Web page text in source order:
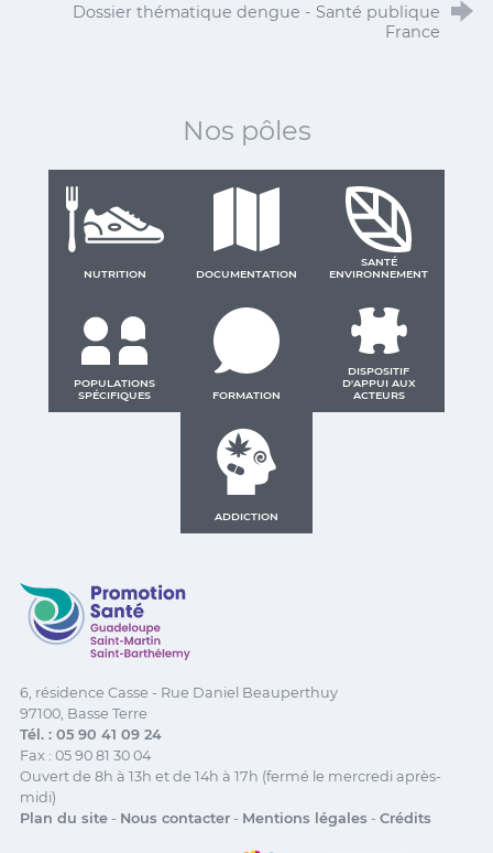
Dossier thématique dengue - Santé publique
France
Nos pôles
NUTRITION DOCUMENTATION
SANTÉ
ENVIRONNEMENT
POPULATIONS
SPÉCIFIQUES
FORMATION
DISPOSITIF
D'APPUI AUX
ACTEURS
ADDICTION
Promotion Santé Guadeloupe, Saint-Martin, Saint
6, résidence Casse - Rue Daniel Beauperthuy
97100, Basse Terre
Tél. : 05 90 41 09 24
Fax : 05 90 81 30 04
Ouvert de 8h à 13h et de 14h à 17h (fermé le mercredi après-
midi)
Plan du site- Nous contacter- Mentions légales - Crédits